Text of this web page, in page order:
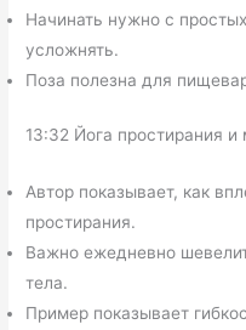
Начинать нужно с
усложнять.
Поза полезна для
13:32 Йога простирания
Автор показывает, как
простирания.
Важно ежедневно
тела.
Пример показывает